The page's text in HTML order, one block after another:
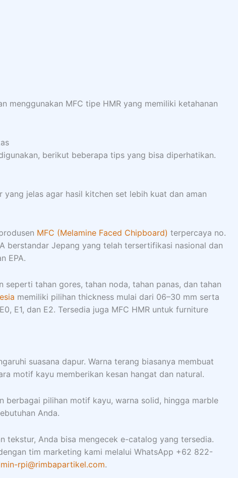
menggunakan MFC tipe HMR yang memiliki ketahanan
berikut beberapa tips yang bisa diperhatikan.
yang jelas agar hasil kitchen set lebih kuat dan aman
MFC (Melamine Faced Chipboard) terpercaya no.
berstandar Jepang yang telah tersertifikasi nasional dan
EPA.
tahan gores, tahan noda, tahan panas, dan tahan
memiliki pilihan thickness mulai dari 06–30 mm serta
E1, dan E2. Tersedia juga MFC HMR untuk furniture
suasana dapur. Warna terang biasanya membuat
motif kayu memberikan kesan hangat dan natural.
berbagai pilihan motif kayu, warna solid, hingga marble
Anda.
tekstur, Anda bisa mengecek e-catalog yang tersedia.
tim marketing kami melalui WhatsApp +62 822-
rpi@rimbapartikel.com.